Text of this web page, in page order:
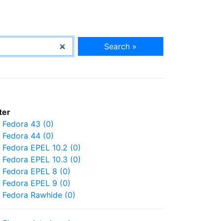
Search »
Fedora 43 (0)
Fedora 44 (0)
Fedora EPEL 10.2 (0)
Fedora EPEL 10.3 (0)
Fedora EPEL 8 (0)
Fedora EPEL 9 (0)
Fedora Rawhide (0)